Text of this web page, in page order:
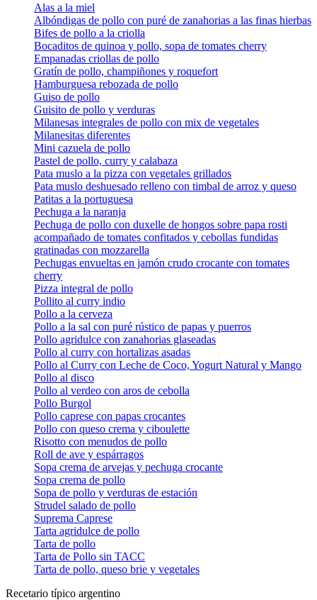
Alas a la miel
Albóndigas de pollo con puré de zanahorias a las finas hierbas
Bifes de pollo a la criolla
Bocaditos de quinoa y pollo, sopa de tomates cherry
Empanadas criollas de pollo
Gratín de pollo, champiñones y roquefort
Hamburguesa rebozada de pollo
Guiso de pollo
Guisito de pollo y verduras
Milanesas integrales de pollo con mix de vegetales
Milanesitas diferentes
Mini cazuela de pollo
Pastel de pollo, curry y calabaza
Pata muslo a la pizza con vegetales grillados
Pata muslo deshuesado relleno con timbal de arroz y queso
Patitas a la portuguesa
Pechuga a la naranja
Pechuga de pollo con duxelle de hongos sobre papa rosti
acompañado de tomates confitados y cebollas fundidas
gratinadas con mozzarella
Pechugas envueltas en jamón crudo crocante con tomates
cherry
Pizza integral de pollo
Pollito al curry indio
Pollo a la cerveza
Pollo a la sal con puré rústico de papas y puerros
Pollo agridulce con zanahorias glaseadas
Pollo al curry con hortalizas asadas
Pollo al Curry con Leche de Coco, Yogurt Natural y Mango
Pollo al disco
Pollo al verdeo con aros de cebolla
Pollo Burgol
Pollo caprese con papas crocantes
Pollo con queso crema y ciboulette
Risotto con menudos de pollo
Roll de ave y espárragos
Sopa crema de arvejas y pechuga crocante
Sopa crema de pollo
Sopa de pollo y verduras de estación
Strudel salado de pollo
Suprema Caprese
Tarta agridulce de pollo
Tarta de pollo
Tarta de Pollo sin TACC
Tarta de pollo, queso brie y vegetales
Recetario típico argentino